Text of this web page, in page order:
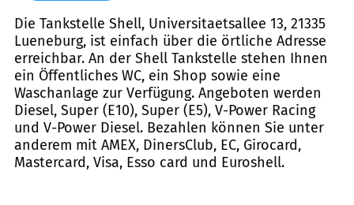
Die Tankstelle Shell, Universitaetsallee 13, 21335
Lueneburg, ist einfach über die örtliche Adresse
erreichbar. An der Shell Tankstelle stehen Ihnen
ein Öffentliches WC, ein Shop sowie eine
Waschanlage zur Verfügung. Angeboten werden
Diesel, Super (E10), Super (E5), V-Power Racing
und V-Power Diesel. Bezahlen können Sie unter
anderem mit AMEX, DinersClub, EC, Girocard,
Mastercard, Visa, Esso card und Euroshell.